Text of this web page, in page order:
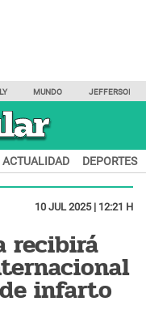
MUNDO JEFFERSON
ACTUALIDAD DEPORTES
10 JUL 2025 | 12:21 H
recibirá
infarto